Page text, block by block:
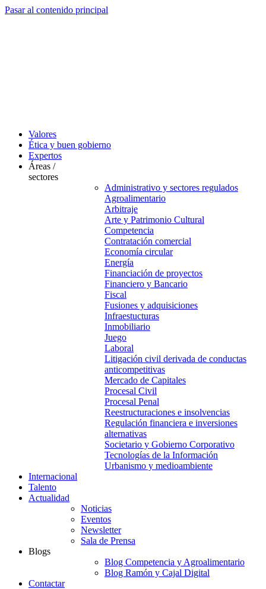
Pasar al contenido principal
Valores
Ética y buen gobierno
Expertos
Áreas /
sectores
Administrativo y sectores regulados
Agroalimentario
Arbitraje
Arte y Patrimonio Cultural
Competencia
Contratación comercial
Economía circular
Energía
Financiación de proyectos
Financiero y Bancario
Fiscal
Fusiones y adquisiciones
Infraestucturas
Inmobiliario
Juego
Laboral
Litigación civil derivada de conductas
anticompetitivas
Mercado de Capitales
Procesal Civil
Procesal Penal
Reestructuraciones e insolvencias
Regulación financiera e inversiones
alternativas
Societario y Gobierno Corporativo
Tecnologías de la Información
Urbanismo y medioambiente
Internacional
Talento
Actualidad
Noticias
Eventos
Newsletter
Sala de Prensa
Blogs
Blog Competencia y Agroalimentario
Blog Ramón y Cajal Digital
Contactar